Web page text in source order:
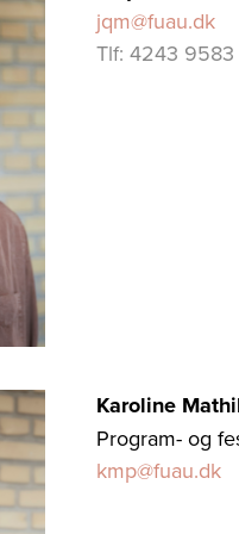
jqm@fuau.dk
Tlf: 4243 9583
Karoline
Program- og
kmp@fuau.dk